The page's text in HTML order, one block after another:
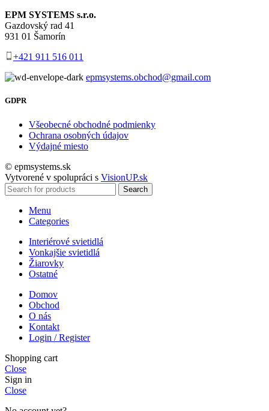
EPM SYSTEMS s.r.o.
Gazdovský rad 41
931 01 Šamorín
+421 911 516 011
epmsystems.obchod@gmail.com
GDPR
Všeobecné obchodné podmienky
Ochrana osobných údajov
Výdajné miesto
© epmsystems.sk
Vytvorené v spolupráci s VisionUP.sk
Search
Menu
Categories
Interiérové svietidlá
Vonkajšie svietidlá
Žiarovky
Ostatné
Domov
Obchod
O nás
Kontakt
Login / Register
Shopping cart
Close
Sign in
Close